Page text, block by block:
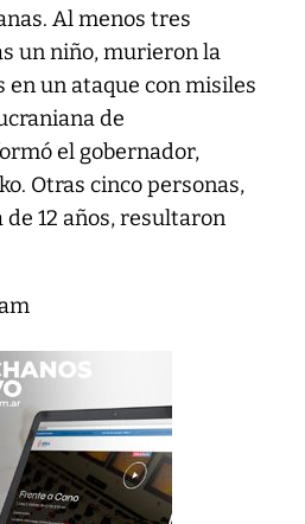
Al menos tres
un niño, murieron la
en un ataque con misiles
de
el gobernador,
Otras cinco personas,
12 años, resultaron